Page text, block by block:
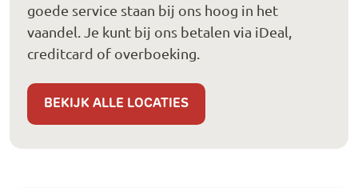
goede service staan bij ons hoog in het
vaandel. Je kunt bij ons betalen via iDeal,
creditcard of overboeking.
BEKIJK ALLE LOCATIES